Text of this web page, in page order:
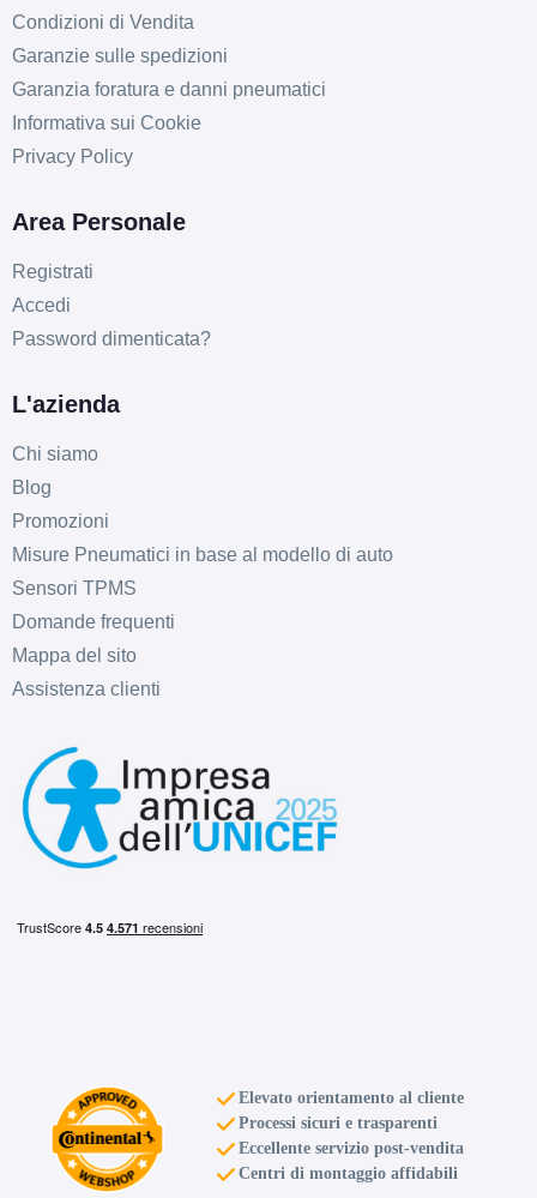
Condizioni di Vendita
Garanzie sulle spedizioni
Garanzia foratura e danni pneumatici
Informativa sui Cookie
Privacy Policy
Area Personale
Registrati
Accedi
Password dimenticata?
L'azienda
Chi siamo
Blog
Promozioni
Misure Pneumatici in base al modello di auto
Sensori TPMS
Domande frequenti
Mappa del sito
Assistenza clienti
Elevato orientamento al cliente
Processi sicuri e trasparenti
Eccellente servizio post-vendita
Centri di montaggio affidabili